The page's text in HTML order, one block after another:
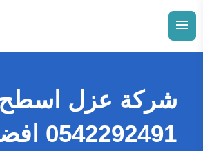
التجاوز
إلى
القائمة
البحث
الدمام
القائمة
الفرعية
توسيع
شركة عزل اسطح